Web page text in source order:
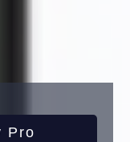
Pro